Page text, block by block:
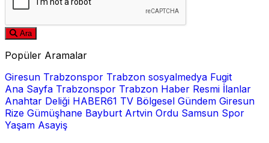
Ara
Popüler Aramalar
Giresun Trabzonspor Trabzon sosyalmedya Fugit
Ana Sayfa Trabzonspor Trabzon Haber Resmi İlanlar
Anahtar Deliği HABER61 TV Bölgesel Gündem Giresun
Rize Gümüşhane Bayburt Artvin Ordu Samsun Spor
Yaşam Asayiş